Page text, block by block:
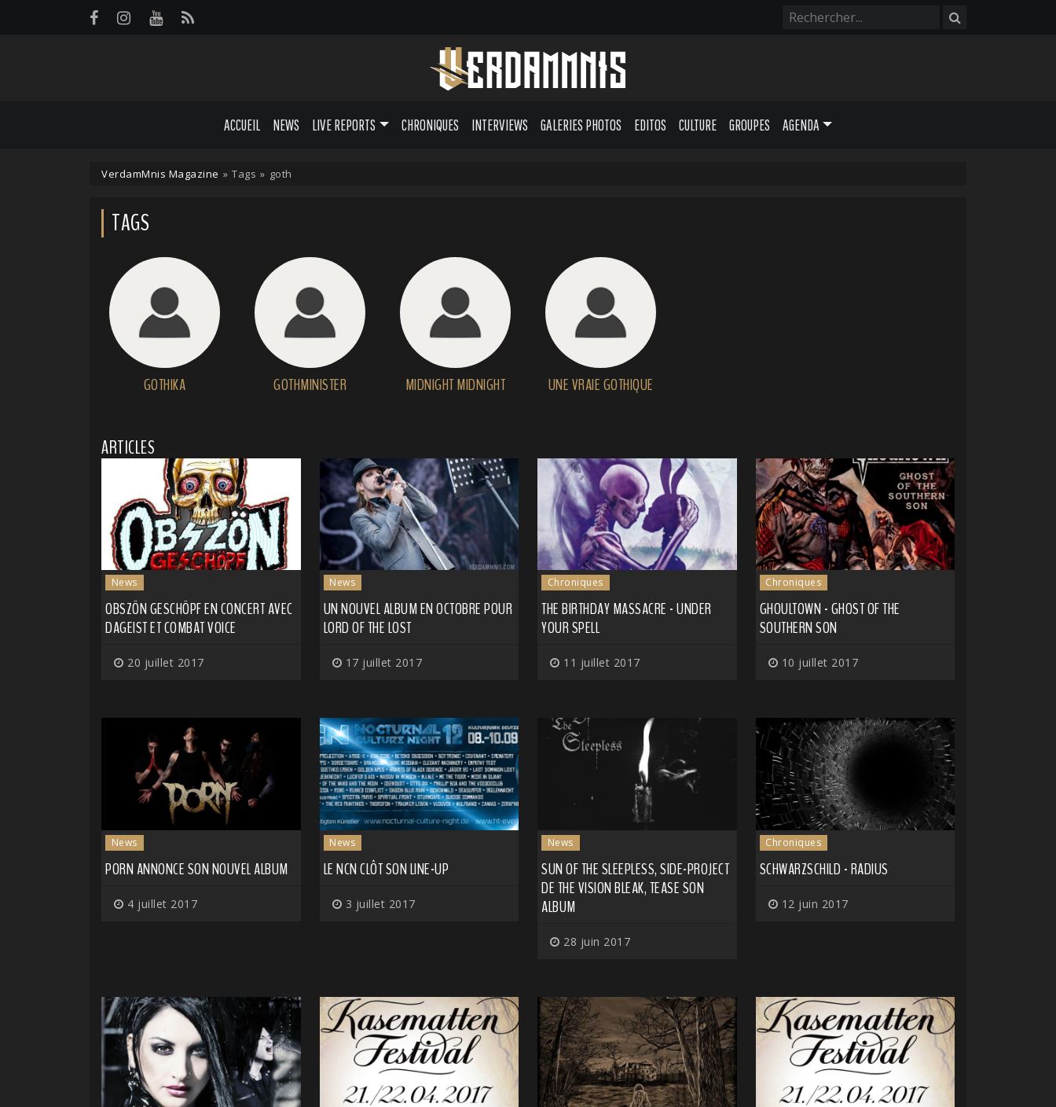
ACCUEIL NEWS LIVE REPORTS CHRONIQUES INTERVIEWS GALERIES PHOTOS EDITOS CULTURE GROUPES AGENDA
VerdamMnis Magazine » Tags » goth
TAGS
GOTHIKA GOTHMINISTER MIDNIGHT MIDNIGHT UNE VRAIE GOTHIQUE
ARTICLES
News
OBSZÖN GESCHÖPF EN CONCERT AVEC
DAGEIST ET COMBAT VOICE
20 juillet 2017
News
UN NOUVEL ALBUM EN OCTOBRE POUR
LORD OF THE LOST
17 juillet 2017
Chroniques
THE BIRTHDAY MASSACRE - UNDER
YOUR SPELL
11 juillet 2017
Chroniques
GHOULTOWN - GHOST OF THE
SOUTHERN SON
10 juillet 2017
News
PORN ANNONCE SON NOUVEL ALBUM
4 juillet 2017
News
LE NCN CLÔT SON LINE-UP
3 juillet 2017
News
SUN OF THE SLEEPLESS, SIDE-PROJECT
DE THE VISION BLEAK, TEASE SON
ALBUM
28 juin 2017
Chroniques
SCHWARZSCHILD - RADIUS
12 juin 2017
Panneau de gestion des cookies